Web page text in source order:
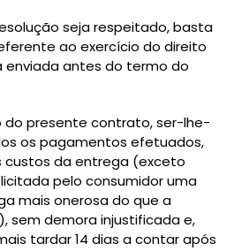
seja respeitado, basta
ao exercício do direito
enviada antes do termo do
do presente contrato, ser-lhe-
os pagamentos efetuados,
custos da entrega (exceto
pelo consumidor uma
mais onerosa do que a
sem demora injustificada e,
tardar 14 dias a contar após